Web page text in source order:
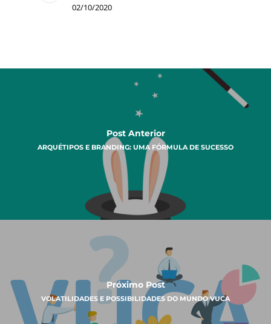
02/10/2020
Post Anterior
ARQUÉTIPOS E BRANDING: UMA FÓRMULA DE SUCESSO
Próximo Post
VOLATILIDADES E POSSIBILIDADES DO MUNDO VUCA